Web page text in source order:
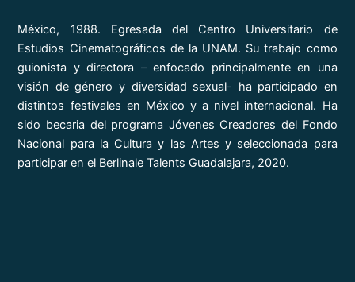
México, 1988. Egresada del Centro Universitario de
Estudios Cinematográficos de la UNAM. Su trabajo como
guionista y directora – enfocado principalmente en una
visión de género y diversidad sexual- ha participado en
distintos festivales en México y a nivel internacional. Ha
sido becaria del programa Jóvenes Creadores del Fondo
Nacional para la Cultura y las Artes y seleccionada para
participar en el Berlinale Talents Guadalajara, 2020.